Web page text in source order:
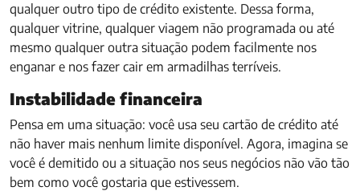
qualquer outro tipo de crédito existente. Dessa forma,
qualquer vitrine, qualquer viagem não programada ou até
mesmo qualquer outra situação podem facilmente nos
enganar e nos fazer cair em armadilhas terríveis.
Instabilidade financeira
Pensa em uma situação: você usa seu cartão de crédito até
não haver mais nenhum limite disponível. Agora, imagina se
você é demitido ou a situação nos seus negócios não vão tão
bem como você gostaria que estivessem.